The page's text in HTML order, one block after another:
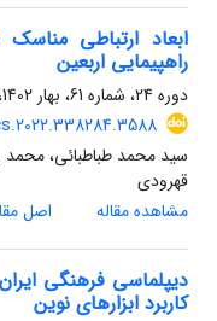
ابعاد ارتباطی
راهپیمایی اربعین
دوره 24، شماره 61، بهار 1402، صفحه
سید محمد طباطبائی،
قهرودی
مشاهده مقاله
اصل
دیپلماسی فرهنگی
کاربرد ابزارهای نوین